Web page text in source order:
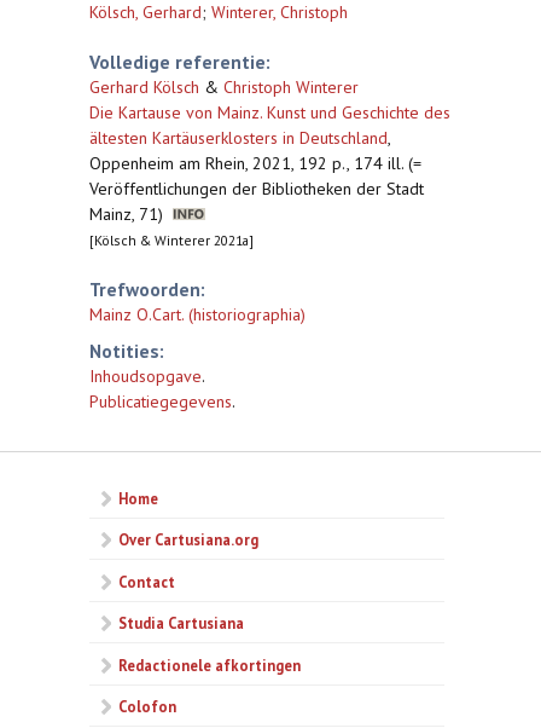
Kölsch, Gerhard; Winterer, Christoph
Volledige referentie:
Gerhard Kölsch & Christoph Winterer
Die Kartause von Mainz. Kunst und Geschichte des
ältesten Kartäuserklosters in Deutschland,
Oppenheim am Rhein, 2021, 192 p., 174 ill. (=
Veröffentlichungen der Bibliotheken der Stadt
Mainz, 71)
[Kölsch & Winterer 2021a]
Trefwoorden:
Mainz O.Cart. (historiographia)
Notities:
Inhoudsopgave.
Publicatiegegevens.
Home
Over Cartusiana.org
Contact
Studia Cartusiana
Redactionele afkortingen
Colofon